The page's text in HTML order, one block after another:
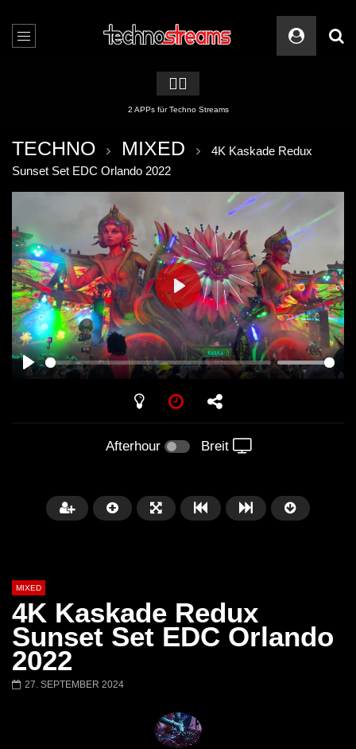
🏳️‍🌈
2 APPs für Techno Streams
TECHNO MIXED
4K Kaskade Redux
Sunset Set EDC Orlando 2022
PLAY
PLAY
Afterhour Breit
MIXED
4K Kaskade Redux
Sunset Set EDC Orlando
2022
27. SEPTEMBER 2024